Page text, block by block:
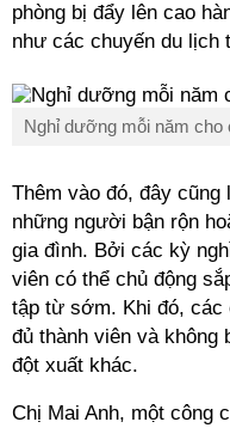
phòng bị đẩy lên cao
như các chuyến du lịch
Nghỉ dưỡng mỗi năm cho
Thêm vào đó, đây
những người bận rộn
gia đình. Bởi các kỳ
viên có thể chủ động
tập từ sớm. Khi đó, các
đủ thành viên và không
đột xuất khác.
Chị Mai Anh, một công